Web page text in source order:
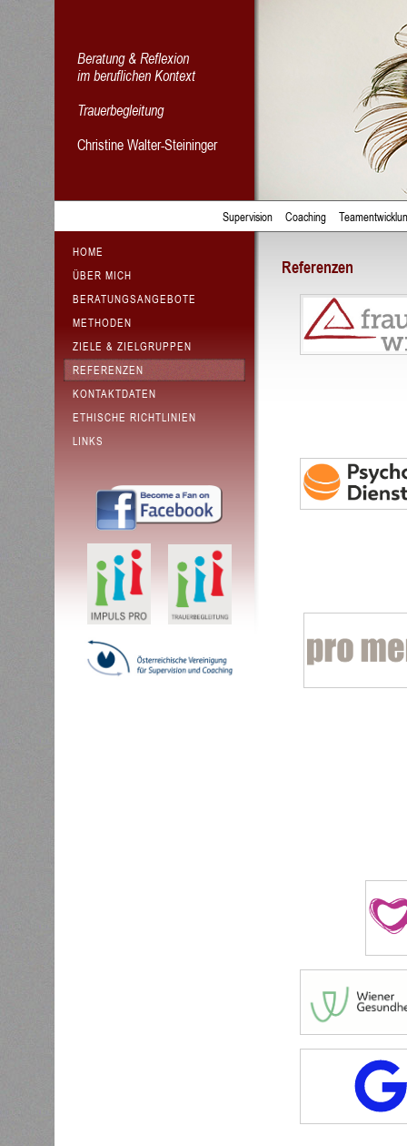
Beratung & Reflexion
im beruflichen Kontext
Trauerbegleitung
Christine Walter-Steininger
Supervision Coaching
HOME
ÜBER MICH
BERATUNGSANGEBOTE
METHODEN
ZIELE & ZIELGRUPPEN
REFERENZEN
KONTAKTDATEN
ETHISCHE RICHTLINIEN
LINKS
Referenzen